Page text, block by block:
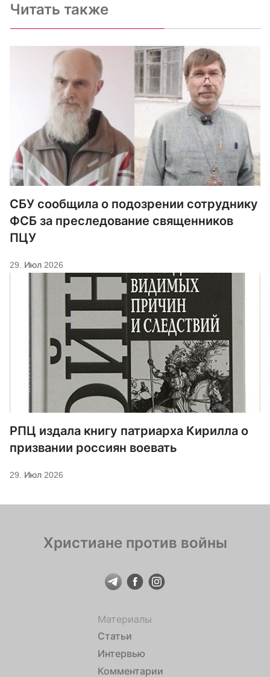
Читать также
СБУ сообщила о подозрении сотруднику
ФСБ за преследование священников
ПЦУ
29. Июл 2026
РПЦ издала книгу патриарха Кирилла о
призвании россиян воевать
29. Июл 2026
Христиане против войны
Материалы
Статьи
Интервью
Комментарии